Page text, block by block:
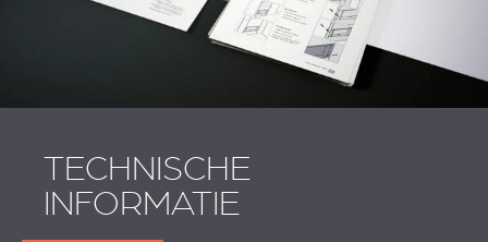
TECHNISCHE
INFORMATIE